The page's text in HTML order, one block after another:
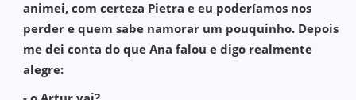
animei, com certeza Pietra e eu poderíamos nos
perder e quem sabe namorar um pouquinho. Depois
me dei conta do que Ana falou e digo realmente
alegre: